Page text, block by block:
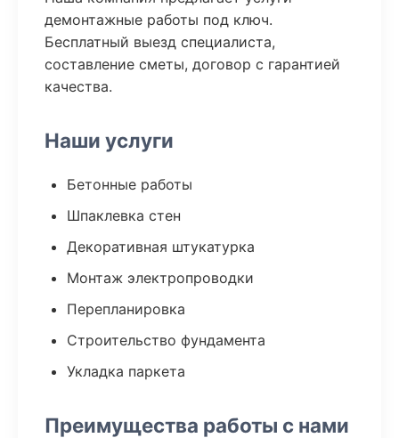
демонтажные работы под ключ.
Бесплатный выезд специалиста,
составление сметы, договор с гарантией
качества.
Наши услуги
Бетонные работы
Шпаклевка стен
Декоративная штукатурка
Монтаж электропроводки
Перепланировка
Строительство фундамента
Укладка паркета
Преимущества работы с нами